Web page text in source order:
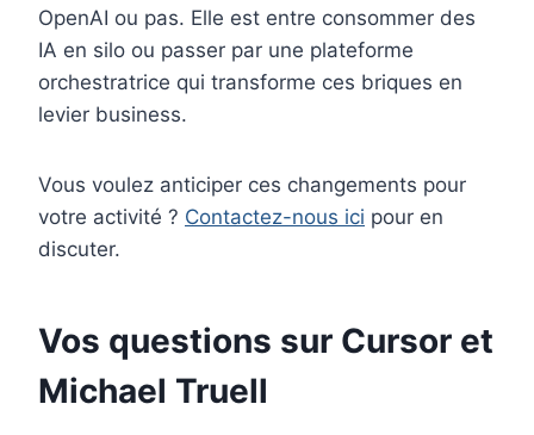
OpenAI ou pas. Elle est entre consommer des
IA en silo ou passer par une plateforme
orchestratrice qui transforme ces briques en
levier business.
Vous voulez anticiper ces changements pour
votre activité ? Contactez-nous ici pour en
discuter.
Vos questions sur Cursor et
Michael Truell